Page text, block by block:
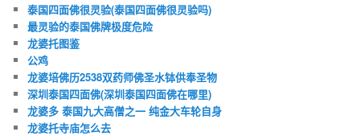
泰国四面佛很灵验(泰国四面佛很灵验吗)
最灵验的泰国佛牌极度危险
龙婆托图鉴
公鸡
龙婆培佛历2538双药师佛圣水钵供奉圣物
深圳泰国四面佛(深圳泰国四面佛在哪里)
龙婆多 泰国九大高僧之一 纯金大车轮自身
龙婆托寺庙怎么去